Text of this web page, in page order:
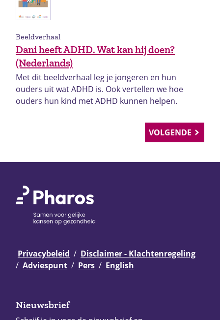
Dani heeft ADHD. Wat kan hij doen?
(Nederlands)
Beeldverhaal
Met dit beeldverhaal leg je jongeren en hun
ouders uit wat ADHD is. Ook vertellen we hoe
ouders hun kind met ADHD kunnen helpen.
VOLGENDE
Privacybeleid
Disclaimer - Klachtenregeling
Adviespunt
Pers English
Nieuwsbrief